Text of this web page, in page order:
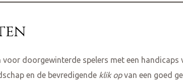
doorgewinterde spelers met een
en de bevredigende klik opvan een goed